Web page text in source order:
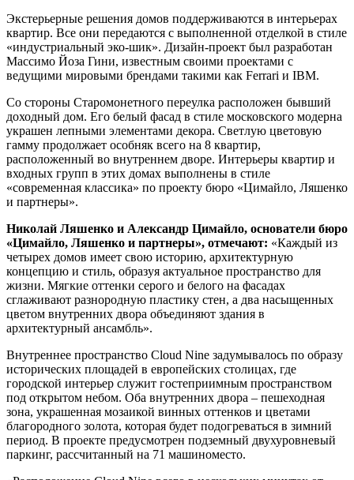
Экстерьерные решения домов поддерживаются в интерьерах
квартир. Все они передаются с выполненной отделкой в стиле
«индустриальный эко-шик». Дизайн-проект был разработан
Массимо Йоза Гини, известным своими проектами с
ведущими мировыми брендами такими как Ferrari и IBM.
Со стороны Старомонетного переулка расположен бывший
доходный дом. Его белый фасад в стиле московского модерна
украшен лепными элементами декора. Светлую цветовую
гамму продолжает особняк всего на 8 квартир,
расположенный во внутреннем дворе. Интерьеры квартир и
входных групп в этих домах выполнены в стиле
«современная классика» по проекту бюро «Цимайло, Ляшенко
и партнеры».
Николай Ляшенко и Александр Цимайло, основатели бюро
«Цимайло, Ляшенко и партнеры», отмечают: «Каждый из
четырех домов имеет свою историю, архитектурную
концепцию и стиль, образуя актуальное пространство для
жизни. Мягкие оттенки серого и белого на фасадах
сглаживают разнородную пластику стен, а два насыщенных
цветом внутренних двора объединяют здания в
архитектурный ансамбль».
Внутреннее пространство Cloud Nine задумывалось по образу
исторических площадей в европейских столицах, где
городской интерьер служит гостеприимным пространством
под открытом небом. Оба внутренних двора – пешеходная
зона, украшенная мозаикой винных оттенков и цветами
благородного золота, которая будет подогреваться в зимний
период. В проекте предусмотрен подземный двухуровневый
паркинг, рассчитанный на 71 машиноместо.